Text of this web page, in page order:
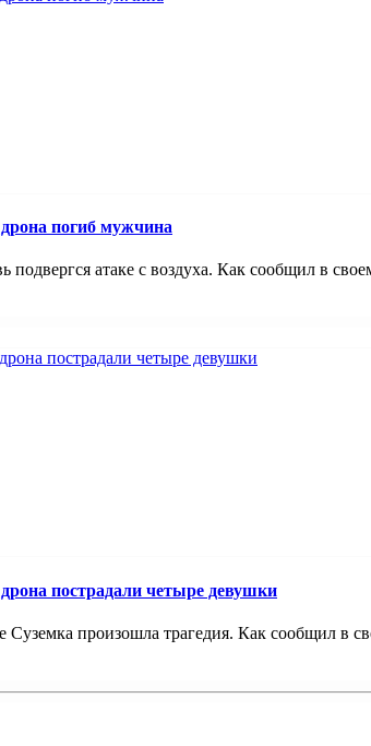
погиб мужчина
подвергся атаке с воздуха. Как сообщил в
пострадали четыре девушки
Суземка произошла трагедия. Как сообщил в